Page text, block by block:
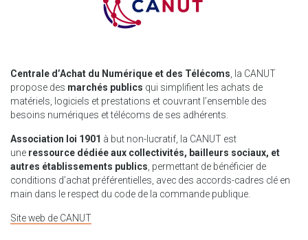
Centrale d’Achat du Numérique et des Télécoms , la CANUT
propose des marchés publics qui simplifient les achats de
matériels, logiciels et prestations et couvrant l’ensemble des
besoins numériques et télécoms de ses adhérents.
Association loi 1901 à but non-lucratif, la CANUT est
une ressource dédiée aux collectivités, bailleurs sociaux, et
autres établissements publics , permettant de bénéficier de
conditions d’achat préférentielles, avec des accords-cadres clé en
main dans le respect du code de la commande publique.
Site web de CANUT